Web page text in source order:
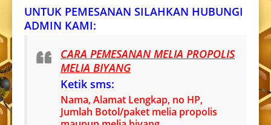
UNTUK PEMESANAN SILAHKAN HUBUNGI
ADMIN KAMI:
CARA PEMESANAN MELIA PROPOLIS
MELIA BIYANG
Ketik sms:
Nama, Alamat Lengkap, no HP,
Jumlah Botol/paket melia propolis